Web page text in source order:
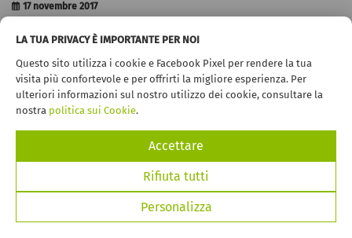
LA TUA PRIVACY È IMPORTANTE PER NOI
Questo sito utilizza i cookie e Facebook Pixel per rendere la tua
visita più confortevole e per offrirti la migliore esperienza. Per
ulteriori informazioni sul nostro utilizzo dei cookie, consultare la
nostra politica sui Cookie.
Accettare
Rifiuta tutti
Personalizza
17 novembre 2017
Gran Canaria, un "continente in miniatura". Ci sono un'infinità di
luoghi romantici a Gran Canaria che vale la pena visitare, ma ecco la n
(...)
VEDI DI PIÙ
PRENOTA ADESSO